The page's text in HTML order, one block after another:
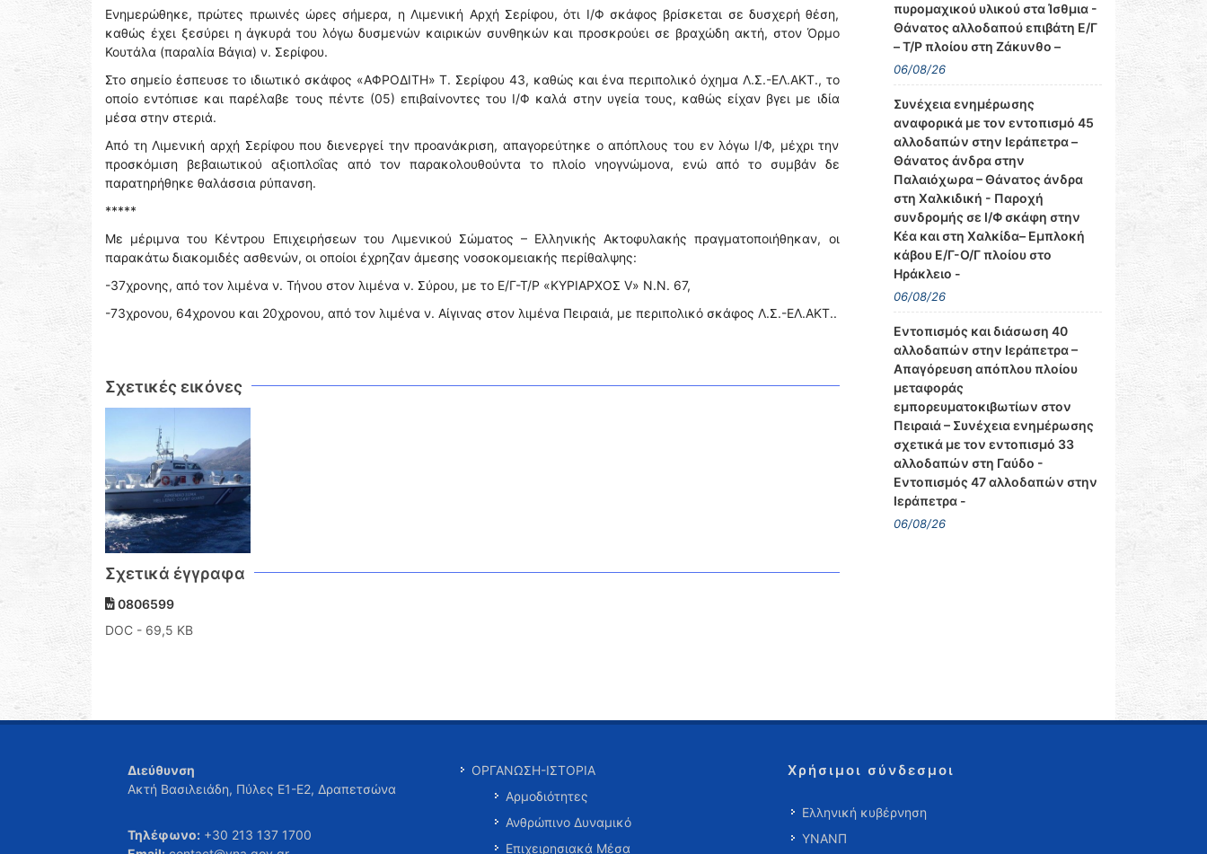
Ενημερώθηκε, πρώτες πρωινές ώρες σήμερα, η Λιμενική Αρχή Σερίφου, ότι Ι/Φ σκάφος βρίσκεται σε δυσχερή θέση,
καθώς έχει ξεσύρει η άγκυρά του λόγω δυσμενών καιρικών συνθηκών και προσκρούει σε βραχώδη ακτή, στον Όρμο
Κουτάλα (παραλία Βάγια) ν. Σερίφου.
Στο σημείο έσπευσε το ιδιωτικό σκάφος «ΑΦΡΟΔΙΤΗ» Τ. Σερίφου 43, καθώς και ένα περιπολικό όχημα Λ.Σ.-ΕΛ.ΑΚΤ., το
οποίο εντόπισε και παρέλαβε τους πέντε (05) επιβαίνοντες του Ι/Φ καλά στην υγεία τους, καθώς είχαν βγει με ιδία
μέσα στην στεριά.
Από τη Λιμενική αρχή Σερίφου που διενεργεί την προανάκριση, απαγορεύτηκε ο απόπλους του εν λόγω Ι/Φ, μέχρι την
προσκόμιση βεβαιωτικού αξιοπλοΐας από τον παρακολουθούντα το πλοίο νηογνώμονα, ενώ από το συμβάν δε
παρατηρήθηκε θαλάσσια ρύπανση.
*****
Με μέριμνα του Κέντρου Επιχειρήσεων του Λιμενικού Σώματος – Ελληνικής Ακτοφυλακής πραγματοποιήθηκαν, οι
παρακάτω διακομιδές ασθενών, οι οποίοι έχρηζαν άμεσης νοσοκομειακής περίθαλψης:
-37χρονης, από τον λιμένα ν. Τήνου στον λιμένα ν. Σύρου, με το Ε/Γ-Τ/Ρ «ΚΥΡΙΑΡΧΟΣ V» Ν.Ν. 67,
-73χρονου, 64χρονου και 20χρονου, από τον λιμένα ν. Αίγινας στον λιμένα Πειραιά, με περιπολικό σκάφος Λ.Σ.-ΕΛ.ΑΚΤ..
Σχετικές εικόνες
Σχετικά έγγραφα
0806599
DOC - 69,5 KB
πυρομαχικού υλικού στα Ίσθμια -
Θάνατος αλλοδαπού επιβάτη Ε/Γ
– Τ/Ρ πλοίου στη Ζάκυνθο –
06/08/26
Συνέχεια ενημέρωσης
αναφορικά με τον εντοπισμό 45
αλλοδαπών στην Ιεράπετρα –
Θάνατος άνδρα στην
Παλαιόχωρα – Θάνατος άνδρα
στη Χαλκιδική - Παροχή
συνδρομής σε Ι/Φ σκάφη στην
Κέα και στη Χαλκίδα– Εμπλοκή
κάβου Ε/Γ-Ο/Γ πλοίου στο
Ηράκλειο -
06/08/26
Εντοπισμός και διάσωση 40
αλλοδαπών στην Ιεράπετρα –
Απαγόρευση απόπλου πλοίου
μεταφοράς
εμπορευματοκιβωτίων στον
Πειραιά – Συνέχεια ενημέρωσης
σχετικά με τον εντοπισμό 33
αλλοδαπών στη Γαύδο -
Εντοπισμός 47 αλλοδαπών στην
Ιεράπετρα -
06/08/26
Διεύθυνση
Ακτή Βασιλειάδη, Πύλες Ε1-Ε2, Δραπετσώνα
Τηλέφωνο: +30 213 137 1700
ΟΡΓΑΝΩΣΗ-ΙΣΤΟΡΙΑ
Αρμοδιότητες
Ανθρώπινο Δυναμικό
Επιχειρησιακά Μέσα
Χρήσιμοι σύνδεσμοι
Ελληνική κυβέρνηση
ΥΝΑΝΠ